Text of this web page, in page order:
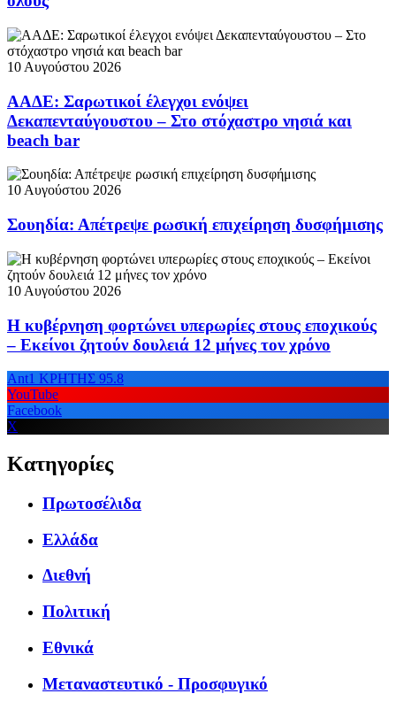
10 Αυγούστου 2026
ΑΑΔΕ: Σαρωτικοί έλεγχοι ενόψει
Δεκαπενταύγουστου – Στο στόχαστρο νησιά και
beach bar
10 Αυγούστου 2026
Σουηδία: Απέτρεψε ρωσική επιχείρηση δυσφήμισης
10 Αυγούστου 2026
Η κυβέρνηση φορτώνει υπερωρίες στους εποχικούς
– Εκείνοι ζητούν δουλειά 12 μήνες τον χρόνο
Ant1 ΚΡΗΤΗΣ 95.8
YouTube
Facebook
X
Κατηγορίες
Πρωτοσέλιδα
Ελλάδα
Διεθνή
Πολιτική
Εθνικά
Μεταναστευτικό - Προσφυγικό